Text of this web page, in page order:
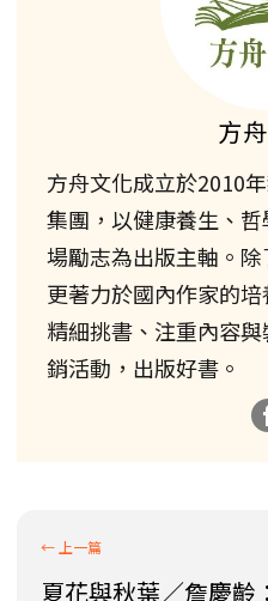
方
方舟文化成立於2010
集團，以健康養生、
場勵志為出版主軸。
更著力於國內作家的
精細挑書、注重內容
銷活動，出版好書。
夏花與秋葉／詹慶齡